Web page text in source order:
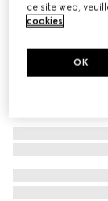
ce site web,
cookies.
OK